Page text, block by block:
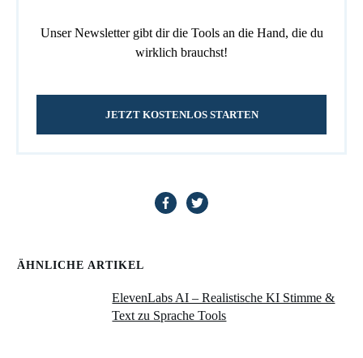
Unser Newsletter gibt dir die Tools an die Hand, die du
wirklich brauchst!
JETZT KOSTENLOS STARTEN
ÄHNLICHE ARTIKEL
ElevenLabs AI – Realistische KI Stimme &
Text zu Sprache Tools